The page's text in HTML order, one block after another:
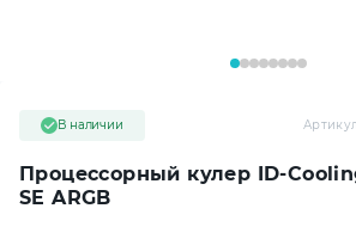
Процессорный кулер ID-
SE ARGB
В наличии